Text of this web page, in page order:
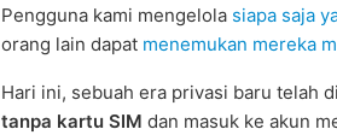
Pengguna kami mengelola siapa saja
orang lain dapat menemukan mereka
Hari ini, sebuah era privasi baru telah
tanpa kartu SIM dan masuk ke akun